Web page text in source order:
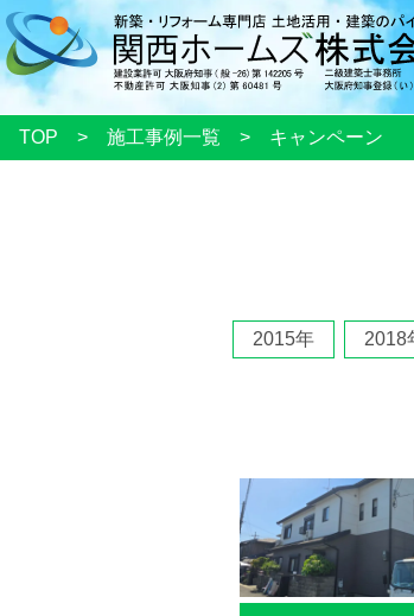
TOP 施工事例一覧 キャンペーン
2015年 2018